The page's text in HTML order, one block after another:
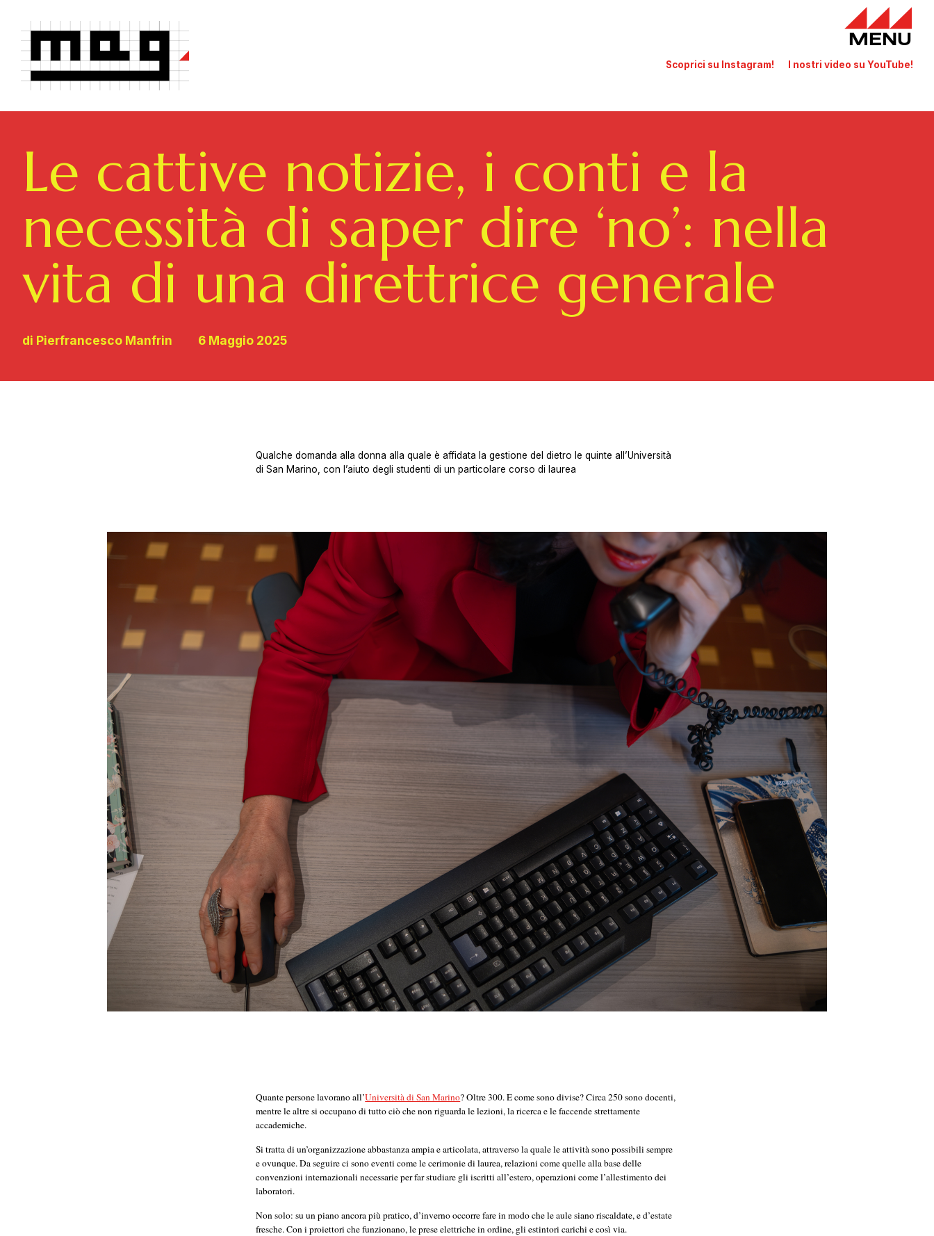
MENU
Scoprici su Instagram! I nostri video su YouTube!
Le cattive notizie, i conti e la
necessità di saper dire ‘no’: nella
vita di una direttrice generale
di Pierfrancesco Manfrin 6 Maggio 2025
Qualche domanda alla donna alla quale è affidata la gestione del dietro le quinte all’Università
di San Marino, con l’aiuto degli studenti di un particolare corso di laurea
Quante persone lavorano all’Università di San Marino? Oltre 300. E come sono divise? Circa 250 sono docenti,
mentre le altre si occupano di tutto ciò che non riguarda le lezioni, la ricerca e le faccende strettamente
accademiche.
Si tratta di un’organizzazione abbastanza ampia e articolata, attraverso la quale le attività sono possibili sempre
e ovunque. Da seguire ci sono eventi come le cerimonie di laurea, relazioni come quelle alla base delle
convenzioni internazionali necessarie per far studiare gli iscritti all’estero, operazioni come l’allestimento dei
laboratori.
Non solo: su un piano ancora più pratico, d’inverno occorre fare in modo che le aule siano riscaldate, e d’estate
fresche. Con i proiettori che funzionano, le prese elettriche in ordine, gli estintori carichi e così via.